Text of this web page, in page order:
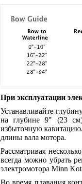
При эксплуатации
Устанавливайте
на глубине 9" (23
избыточную
длины вала мотора.
Рассматривая
всегда можно убрать
электромотора Minn
Во время плавания